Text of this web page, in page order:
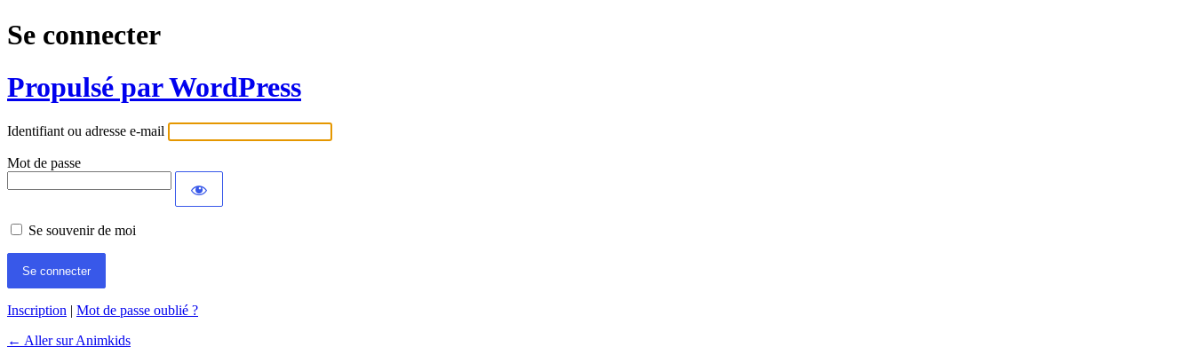
Se connecter
Propulsé par WordPress
Identifiant ou adresse e-mail
Mot de passe
Se souvenir de moi
Inscription | Mot de passe oublié ?
← Aller sur Animkids